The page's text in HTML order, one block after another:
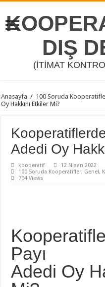
DIŞ
(İTİMAT
Anasayfa / 100 Soruda
Oy Hakkını Etkiler Mi?
Adedi Oy
kooperatif
12 Nisan 2022
100 Soruda Kooperatifler, Genel,
704 Views
Payı
Adedi Oy